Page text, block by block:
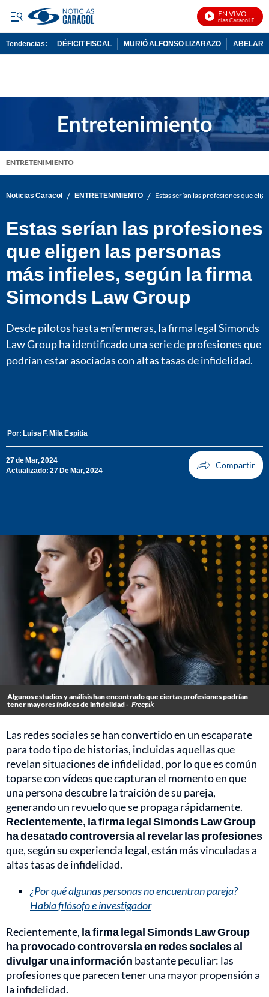
EN VIVO
Noticias Caracol En Vivo
Tendencias: DÉFICIT FISCAL MURIÓ ALFONSO LIZARAZO
ENTRETENIMIENTO
Noticias Caracol / ENTRETENIMIENTO / Estas serían las profesiones que
Estas serían las profesiones
que eligen las personas
más infieles, según la firma
Simonds Law Group
Desde pilotos hasta enfermeras, la firma legal Simonds
Law Group ha identificado una serie de profesiones que
podrían estar asociadas con altas tasas de infidelidad.
Por: Luisa F. Mila Espitia
27 de Mar, 2024
Actualizado: 27 De Mar, 2024
Algunos estudios y análisis han encontrado que ciertas profesiones podrían
tener mayores índices de infidelidad - Freepik
Las redes sociales se han convertido en un escaparate
para todo tipo de historias, incluidas aquellas que
revelan situaciones de infidelidad, por lo que es común
toparse con vídeos que capturan el momento en que
una persona descubre la traición de su pareja,
generando un revuelo que se propaga rápidamente.
Recientemente, la firma legal Simonds Law Group
ha desatado controversia al revelar las profesiones
que, según su experiencia legal, están más vinculadas a
altas tasas de infidelidad.
¿Por qué algunas personas no encuentran pareja?
Habla filósofo e investigador
Recientemente, la firma legal Simonds Law Group
ha provocado controversia en redes sociales al
divulgar una información bastante peculiar: las
profesiones que parecen tener una mayor propensión a
la infidelidad.